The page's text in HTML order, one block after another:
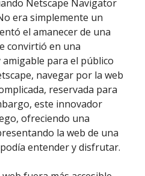
Netscape Navigator
era simplemente un
el amanecer de una
convirtió en una
para el público
navegar por la web
reservada para
este innovador
ofreciendo una
la web de una
entender y disfrutar.